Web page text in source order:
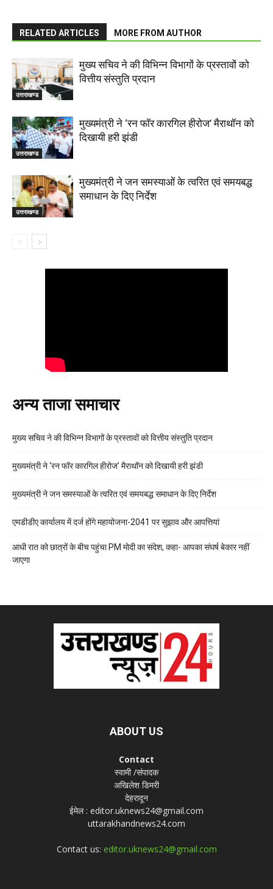
RELATED ARTICLES MORE FROM AUTHOR
उत्तराखण्ड
मुख्य सचिव ने की विभिन्न विभागों के प्रस्तावों को
वित्तीय संस्तुति प्रदान
उत्तराखण्ड
मुख्यमंत्री ने ‘रन फॉर कारगिल हीरोज’ मैराथॉन को
दिखायी हरी झंडी
उत्तराखण्ड
मुख्यमंत्री ने जन समस्याओं के त्वरित एवं समयबद्ध
समाधान के दिए निर्देश
अन्य ताजा समाचार
मुख्य सचिव ने की विभिन्न विभागों के प्रस्तावों को वित्तीय संस्तुति प्रदान
मुख्यमंत्री ने ‘रन फॉर कारगिल हीरोज’ मैराथॉन को दिखायी हरी झंडी
मुख्यमंत्री ने जन समस्याओं के त्वरित एवं समयबद्ध समाधान के दिए निर्देश
एमडीडीए कार्यालय में दर्ज होंगे महायोजना-2041 पर सुझाव और आपत्तियां
आधी रात को छात्रों के बीच पहुंचा PM मोदी का संदेश, कहा- आपका संघर्ष बेकार नहीं
जाएगा
ABOUT US
Contact
स्वामी /संपादक
अखिलेश डिमरी
देहरादून
ईमेल : editor.uknews24@gmail.com
uttarakhandnews24.com
Contact us: editor.uknews24@gmail.com